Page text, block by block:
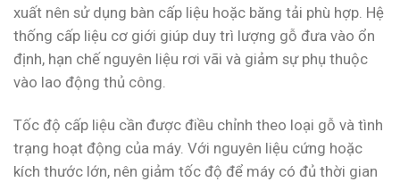
xuất nên sử dụng bàn cấp liệu hoặc băng tải phù hợp. Hệ
thống cấp liệu cơ giới giúp duy trì lượng gỗ đưa vào ổn
định, hạn chế nguyên liệu rơi vãi và giảm sự phụ thuộc
vào lao động thủ công.
Tốc độ cấp liệu cần được điều chỉnh theo loại gỗ và tình
trạng hoạt động của máy. Với nguyên liệu cứng hoặc
kích thước lớn, nên giảm tốc độ để máy có đủ thời gian